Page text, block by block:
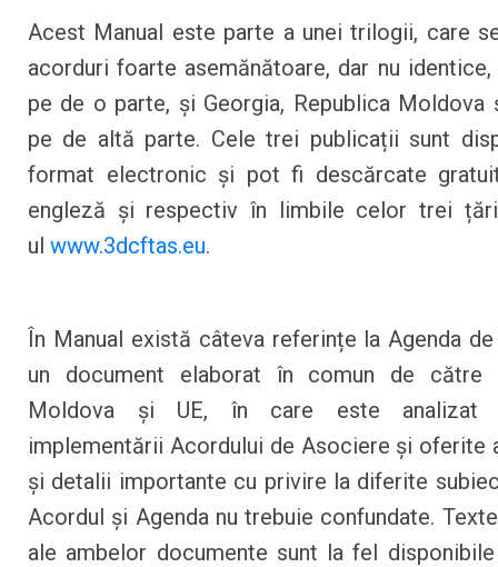
Acest Manual este parte a unei trilogii, care
acorduri foarte asemănătoare, dar nu identice,
pe de o parte, și Georgia, Republica Moldova
pe de altă parte. Cele trei publicații sunt
format electronic și pot fi descărcate
engleză și respectiv în limbile celor trei
ul www.3dcftas.eu.
În Manual există câteva referințe la Agenda
un document elaborat în comun de către
Moldova și UE, în care este analizat
implementării Acordului de Asociere și oferite
și detalii importante cu privire la diferite
Acordul și Agenda nu trebuie confundate.
ale ambelor documente sunt la fel